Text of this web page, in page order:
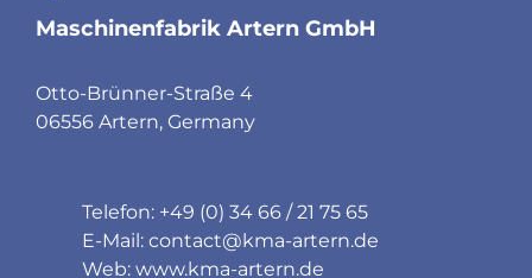
Maschinenfabrik Artern GmbH
Otto-Brünner-Straße 4
06556 Artern, Germany
Telefon: +49 (0) 34 66 / 21 75 65
E-Mail: contact@kma-artern.de
Web: www.kma-artern.de